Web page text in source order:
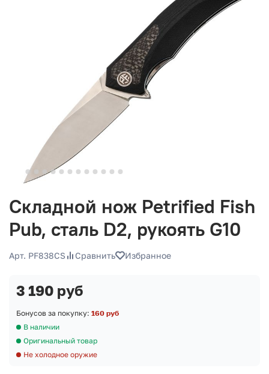
Складной нож Petrified Fish
Pub, сталь D2, рукоять G10
Арт. PF838CS Сравнить Избранное
3 190 руб
Бонусов за покупку: 160 руб
В наличии
Оригинальный товар
Не холодное оружие